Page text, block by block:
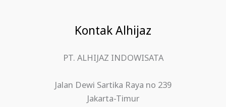
Kontak Alhijaz
PT. ALHIJAZ INDOWISATA
Jalan Dewi Sartika Raya no 239
Jakarta-Timur